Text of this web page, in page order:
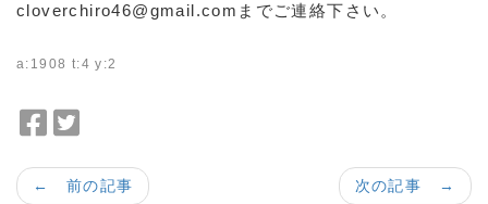
cloverchiro46@gmail.comまでご連絡下さい。
a:1908 t:4 y:2
c
e
i
t
次の記事 →
← 前の記事